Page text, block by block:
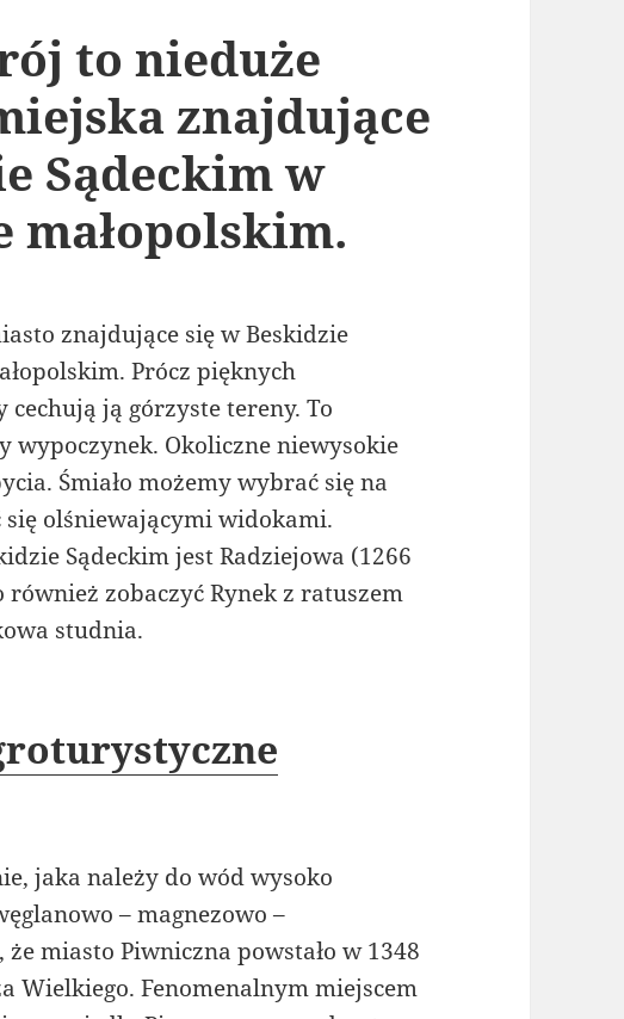
to nieduże
znajdujące
Sądeckim w
małopolskim.
znajdujące się w Beskidzie
Prócz pięknych
ją górzyste tereny. To
wypoczynek. Okoliczne niewysokie
Śmiało możemy wybrać się na
się olśniewającymi widokami.
Sądeckim jest Radziejowa (1266
zobaczyć Rynek z ratuszem
studnia.
jaka należy do wód wysoko
– magnezowo –
miasto Piwniczna powstało w 1348
Wielkiego. Fenomenalnym miejscem